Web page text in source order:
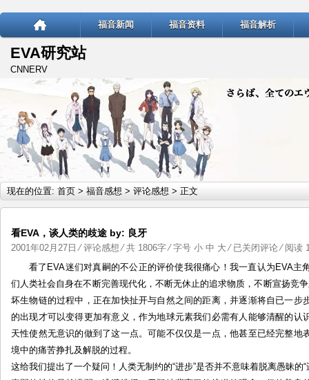
福音新闻 福音资料 福音解析
EVA研究站
CNNERV
现在的位置: 首页 > 福音感想 > 评论感想 > 正文
看EVA，谈人类的歧途 by: 良牙
2001年02月27日 ⁄评论感想⁄ 共 1806字 ⁄ 字号 小 中 大 ⁄ 看
EVA，
谈
类
的
歧
by:
已关闭评论⁄ 阅读
看了EVA迷们对真嗣的不公正的评价使我很痛心！我一直认为EVA主
们人类社会自身在不断完善现代化，不断无休止的追求物质，不断宣扬竞
坏生物链的过程中，正在加快扯开与自然之间的距离，并逐渐将自已一步
的出现才可以变得更加有意义，作为地球元素我们必需有人能够清醒的认
天性使然无意识的做到了这一点。可能不仅仅是一点，他甚至已经完整地
境中的痛苦挣扎及解脱的过程。
这给我们提出了一个疑问！人类无制约的“进步”是否并不意味着脱离愚昧的“